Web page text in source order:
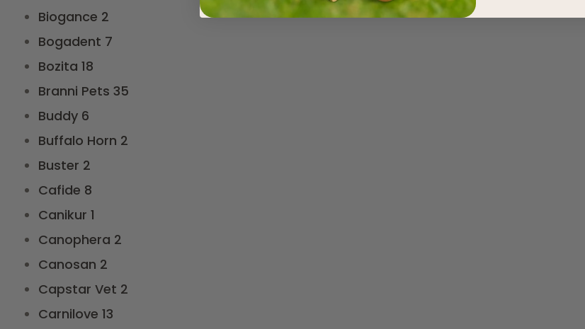
Biogance 2
Bogadent 7
Bozita 18
Branni Pets 35
Buddy 6
Buffalo Horn 2
Buster 2
Cafide 8
Canikur 1
Canophera 2
Canosan 2
Capstar Vet 2
Carnilove 13